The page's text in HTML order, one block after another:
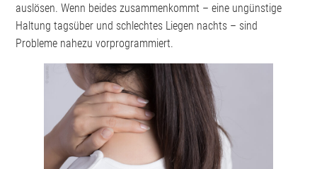
auslösen. Wenn beides zusammenkommt – eine ungünstige
Haltung tagsüber und schlechtes Liegen nachts – sind
Probleme nahezu vorprogrammiert.